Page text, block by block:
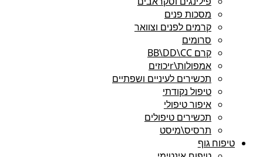
מסכות פנים
קרמים לפנים וצוואר
סרומים
קרם BB\DD\CC
אמפולות\rיכוזים
תכשירים לעיניים ושפתיים
טיפול נקודתי
איפור טיפולי
תכשירים טיפולים
תרסיס\מיסט
טיפוח גוף